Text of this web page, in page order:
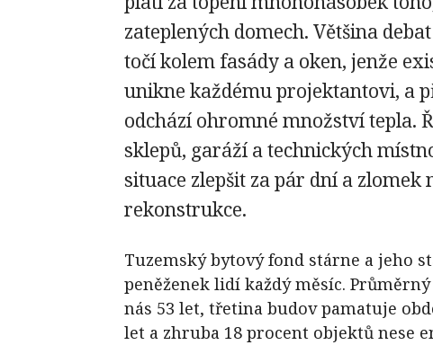
zateplených domech. Většina
točí kolem fasády a oken, jenže
unikne každému projektantovi, a
odchází ohromné množství tepla.
sklepů, garáží a technických
situace zlepšit za pár dní a zlomek
rekonstrukce.
Tuzemský bytový fond stárne a jeho
peněženek lidí každý měsíc.
nás 53 let, třetina budov pamatuje
let a zhruba 18 procent objektů nese